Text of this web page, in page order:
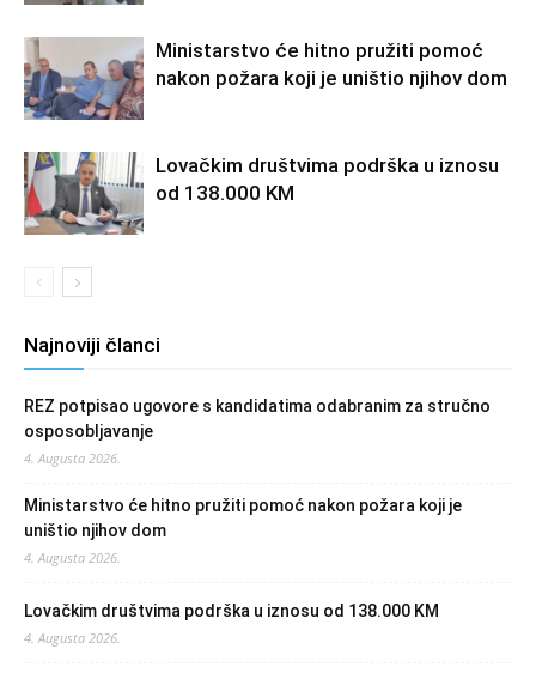
Ministarstvo će hitno pružiti pomoć
nakon požara koji je uništio njihov dom
Lovačkim društvima podrška u iznosu
od 138.000 KM
Najnoviji članci
REZ potpisao ugovore s kandidatima odabranim za stručno
osposobljavanje
4. Augusta 2026.
Ministarstvo će hitno pružiti pomoć nakon požara koji je
uništio njihov dom
4. Augusta 2026.
Lovačkim društvima podrška u iznosu od 138.000 KM
4. Augusta 2026.